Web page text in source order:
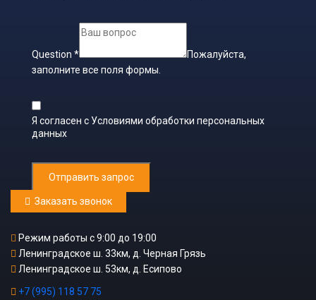
Question *
Пожалуйста,
заполните все поля формы.
Я согласен с Условиями обработки персональных
данных
Отправить запрос
Заказать звонок
Режим работы с 9:00 до 19:00
Ленинградское ш. 33км, д. Черная Грязь
Ленинградское ш. 53км, д. Есипово
+7 (995) 118 57 75